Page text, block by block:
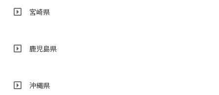
宮崎県
鹿児島県
沖縄県